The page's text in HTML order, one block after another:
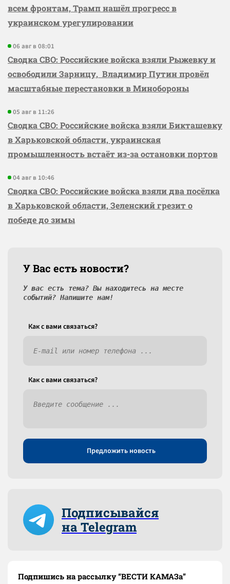
всем фронтам, Трамп нашёл прогресс в
украинском урегулировании
06 авг в 08:01
Сводка СВО: Российские войска взяли Рыжевку и
освободили Зарницу, Владимир Путин провёл
масштабные перестановки в Минобороны
05 авг в 11:26
Сводка СВО: Российские войска взяли Бикташевку
в Харьковской области, украинская
промышленность встаёт из-за остановки портов
04 авг в 10:46
Сводка СВО: Российские войска взяли два посёлка
в Харьковской области, Зеленский грезит о
победе до зимы
У Вас есть новости?
У вас есть тема? Вы находитесь на месте
событий? Напишите нам!
Как c вами связаться?
Как c вами связаться?
Предложить новость
Подписывайся
на Telegram
Подпишись на рассылку “ВЕСТИ КАМАЗа”